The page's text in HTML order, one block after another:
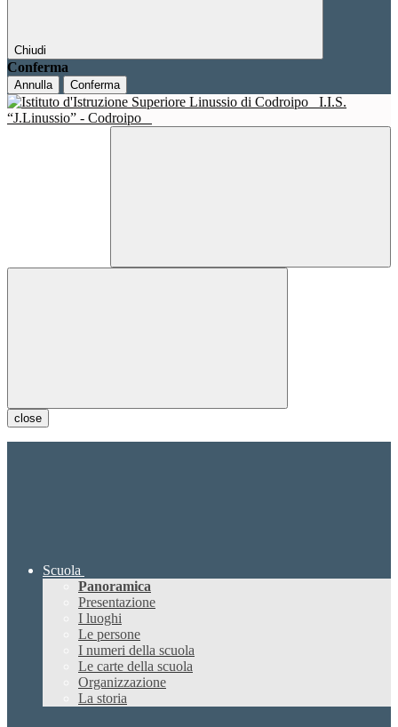
Chiudi
Conferma
Annulla Conferma
I.I.S.
“J.Linussio” - Codroipo
close
Scuola
Panoramica
Presentazione
I luoghi
Le persone
I numeri della scuola
Le carte della scuola
Organizzazione
La storia